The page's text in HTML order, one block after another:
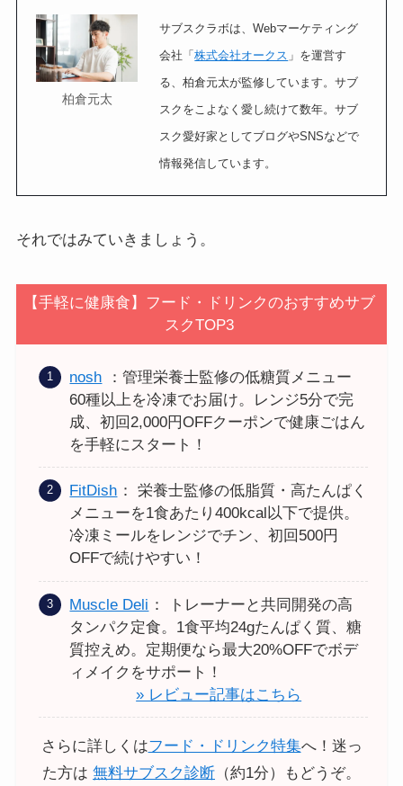
柏倉元太
サブスクラボは、Webマーケティング
会社「株式会社オークス 」を運営す
る、柏倉元太が監修しています。サブ
スクをこよなく愛し続けて数年。サブ
スク愛好家としてブログやSNSなどで
情報発信しています。
それではみていきましょう。
【手軽に健康食】フード・ドリンクのおすすめサブ
スクTOP3
nosh
：管理栄養士監修の低糖質メニュー
60種以上を冷凍でお届け。レンジ5分で完
成、初回2,000円OFFクーポンで健康ごはん
を手軽にスタート！
FitDish ： 栄養士監修の低脂質・高たんぱく
メニューを1食あたり400kcal以下で提供。
冷凍ミールをレンジでチン、初回500円
OFFで続けやすい！
Muscle Deli ： トレーナーと共同開発の高
タンパク定食。1食平均24gたんぱく質、糖
質控えめ。定期便なら最大20%OFFでボデ
ィメイクをサポート！
» レビュー記事はこちら
さらに詳しくはフード・ドリンク特集へ！迷っ
た方は 無料サブスク診断 （約1分）もどうぞ。